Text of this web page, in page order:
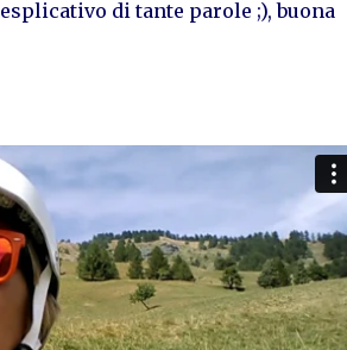
di tante parole ;), buona